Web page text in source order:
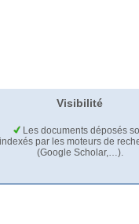
Visibilité
Les documents déposés
indexés par les moteurs de
(Google Scholar,…).